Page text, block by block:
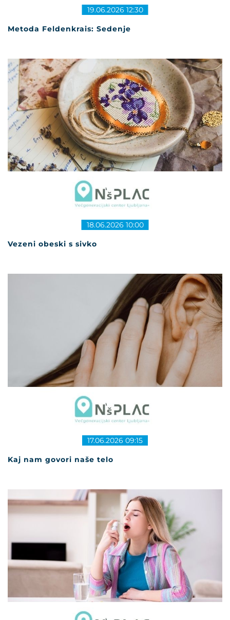
Metoda Feldenkrais: Sedenje
19.06.2026 12:30
Vezeni obeski s sivko
18.06.2026 10:00
Kaj nam govori naše telo
17.06.2026 09:15